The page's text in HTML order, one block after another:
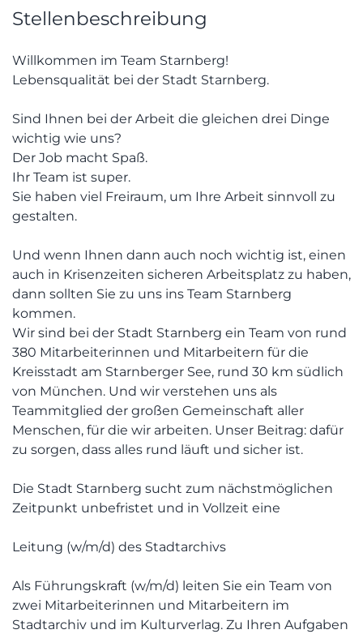
Stellenbeschreibung
Willkommen im Team Starnberg!
Lebensqualität bei der Stadt Starnberg.
Sind Ihnen bei der Arbeit die gleichen drei Dinge
wichtig wie uns?
Der Job macht Spaß.
Ihr Team ist super.
Sie haben viel Freiraum, um Ihre Arbeit sinnvoll zu
gestalten.
Und wenn Ihnen dann auch noch wichtig ist, einen
auch in Krisenzeiten sicheren Arbeitsplatz zu haben,
dann sollten Sie zu uns ins Team Starnberg
kommen.
Wir sind bei der Stadt Starnberg ein Team von rund
380 Mitarbeiterinnen und Mitarbeitern für die
Kreisstadt am Starnberger See, rund 30 km südlich
von München. Und wir verstehen uns als
Teammitglied der großen Gemeinschaft aller
Menschen, für die wir arbeiten. Unser Beitrag: dafür
zu sorgen, dass alles rund läuft und sicher ist.
Die Stadt Starnberg sucht zum nächstmöglichen
Zeitpunkt unbefristet und in Vollzeit eine
Leitung (w/m/d) des Stadtarchivs
Als Führungskraft (w/m/d) leiten Sie ein Team von
zwei Mitarbeiterinnen und Mitarbeitern im
Stadtarchiv und im Kulturverlag. Zu Ihren Aufgaben